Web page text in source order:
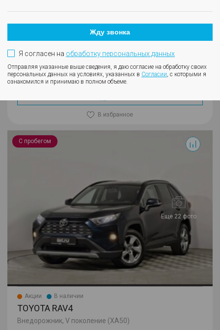
Бензин
Вариатор
Полный
2020
41000
3 395 000
Кредит от 22 747 ₽/мес.
В избранное
С пробегом
Еще 22 фото
RAV4
Акции В наличии
TOYOTA RAV4
Внедорожник, V поколение (XA50)
Жду звонка
Я согласен на обработку персональных данных
Отправляя указанные выше сведения, я даю согласие на обработку своих
персональных данных на условиях, указанных в Согласии , с которыми я
ознакомился и принимаю в полном объеме.